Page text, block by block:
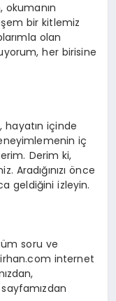
okumanın
bir kitlemiz
olan
her birisine
hayatın içinde
iç
Derim ki,
Aradığınızı önce
geldiğini izleyin.
soru ve
internet